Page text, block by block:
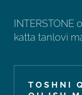
katta tanlovi
TOSHNI